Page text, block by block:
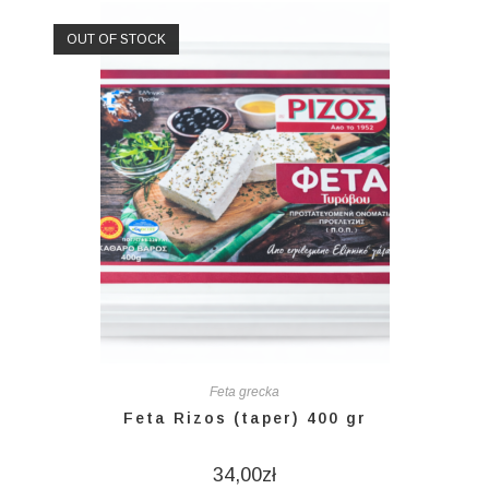
OUT OF STOCK
Feta grecka
Feta Rizos (taper) 400 gr
34,00zł